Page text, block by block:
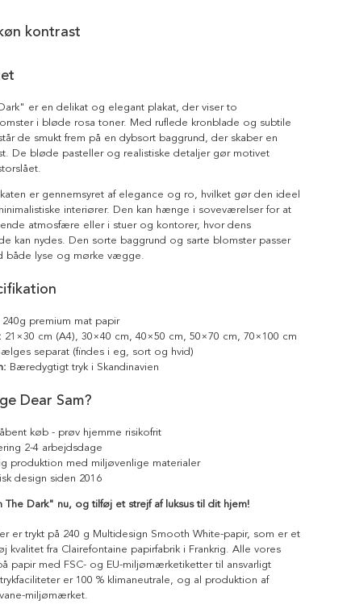
kontrast
er en delikat og elegant plakat, der viser to
i bløde rosa toner. Med ruflede kronblade og subtile
de smukt frem på en dybsort baggrund, der skaber en
De bløde pasteller og realistiske detaljer gør motivet
er gennemsyret af elegance og ro, hvilket gør den ideel
interiører. Den kan hænge i soveværelser for at
atmosfære eller i stuer og kontorer, hvor dens
kan nydes. Den sorte baggrund og sarte blomster passer
både lyse og mørke vægge.
240g premium mat papir
21×30 cm (A4), 30×40 cm, 40×50 cm, 50×70 cm, 70×100 cm
separat (findes i eg, sort og hvid)
Bæredygtigt tryk i Skandinavien
Dear Sam?
køb - prøv hjemme risikofrit
2-4 arbejdsdage
produktion med miljøvenlige materialer
design siden 2016
The Dark" nu, og tilføj et strejf af luksus til dit hjem!
er trykt på 240 g Multidesign Smooth White-papir, som er et
kvalitet fra Clairefontaine papirfabrik i Frankrig. Alle vores
papir med FSC- og EU-miljømærketiketter til ansvarligt
er 100 % klimaneutrale, og al produktion af
miljømærket.